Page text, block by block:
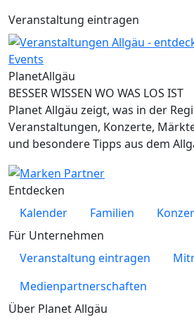
Veranstaltung eintragen
PlanetAllgäu
BESSER WISSEN WO WAS LOS IST
Planet Allgäu zeigt, was in der
Veranstaltungen, Konzerte,
und besondere Tipps aus dem
Entdecken
Kalender
Familien
Für Unternehmen
Veranstaltung eintragen
Medienpartnerschaften
Über Planet Allgäu